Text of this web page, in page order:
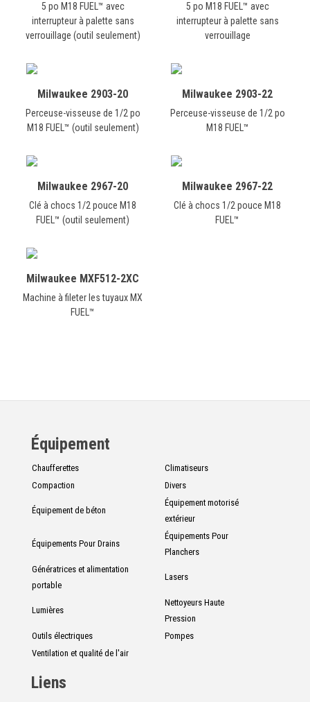
5 po M18 FUEL™ avec
interrupteur à palette sans
verrouillage (outil seulement)
5 po M18 FUEL™ avec
interrupteur à palette sans
verrouillage
Milwaukee 2903-20
Perceuse-visseuse de 1/2 po
M18 FUEL™ (outil seulement)
Milwaukee 2903-22
Perceuse-visseuse de 1/2 po
M18 FUEL™
Milwaukee 2967-20
Clé à chocs 1/2 pouce M18
FUEL™ (outil seulement)
Milwaukee 2967-22
Clé à chocs 1/2 pouce M18
FUEL™
Milwaukee MXF512-2XC
Machine à fileter les tuyaux MX
FUEL™
Équipement
Chaufferettes
Climatiseurs
Compaction
Divers
Équipement de béton
Équipement motorisé
extérieur
Équipements Pour Drains
Équipements Pour
Planchers
Génératrices et alimentation
portable
Lasers
Lumières
Nettoyeurs Haute
Pression
Outils électriques
Pompes
Ventilation et qualité de l'air
Liens